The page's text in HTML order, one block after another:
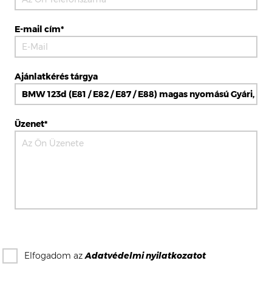
E-mail cím*
Ajánlatkérés tárgya
Üzenet*
Elfogadom azAdatvédelmi nyilatkozatot